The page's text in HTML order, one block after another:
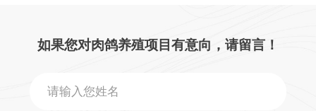
如果您对肉鸽养殖项目有意向，请留言！